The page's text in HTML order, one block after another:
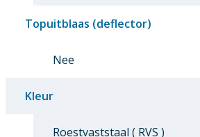
Topuitblaas (deflector)
Nee
Kleur
Roestvaststaal ( RVS )